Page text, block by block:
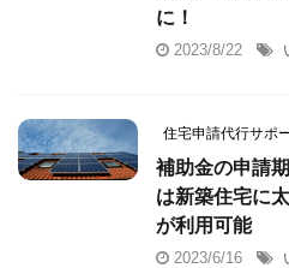
に！
2023/8/22
住宅申請代行サポ
補助金の申請
は新築住宅に
が利用可能
2023/6/16